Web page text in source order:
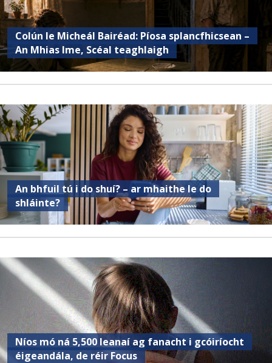
Colún le Micheál Bairéad: Píosa splancfhicsean –
An Mhias Ime, Scéal teaghlaigh
An bhfuil tú i do shuí? – ar mhaithe le do
shláinte?
Níos mó ná 5,500 leanaí ag fanacht i gcóiríocht
éigeandála, de réir Focus